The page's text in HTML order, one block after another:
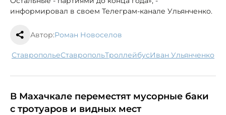
информировал в своем Телеграм-канале Ульянченко.
Автор:Роман Новоселов
Ставрополье Ставрополь троллейбус Иван Ульянченко
В Махачкале переместят мусорные баки
с тротуаров и видных мест